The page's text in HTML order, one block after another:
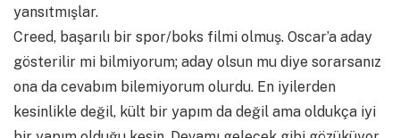
yansıtmışlar.
Creed, başarılı bir spor/boks filmi olmuş. Oscar’a aday
gösterilir mi bilmiyorum; aday olsun mu diye sorarsanız
ona da cevabım bilemiyorum olurdu. En iyilerden
kesinlikle değil, kült bir yapım da değil ama oldukça iyi